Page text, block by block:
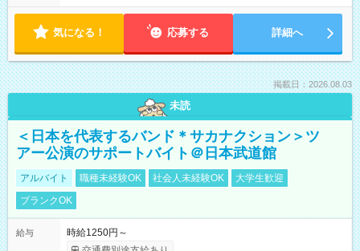
気になる！ 応募する 詳細へ
掲載日：2026.08.03
未読
＜日本を代表するバンド＊サカナクション＞ツ
アー公演のサポートバイト＠日本武道館
アルバイト 職種未経験OK 社会人未経験OK
大学生歓迎
ブランクOK
給与
時給1250円～